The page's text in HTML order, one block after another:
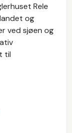
Rele
og
ved sjøen og
til